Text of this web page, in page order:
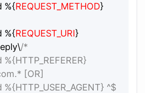
%{REQUEST_METHOD}
%{REQUEST_URI}
/*
[OR]
^$